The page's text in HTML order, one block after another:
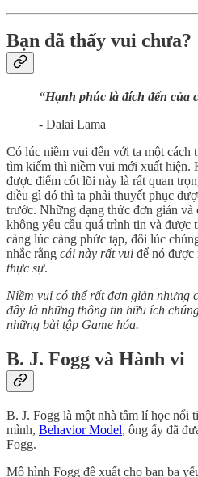
Bạn đã thấy vui chưa?
“Hạnh phúc là đích đến của
- Dalai Lama
Có lúc niềm vui đến với ta một cách
tìm kiếm thì niềm vui mới xuất hiện.
được điểm cốt lõi này là rất quan
điều gì đó thì ta phải thuyết phục
trước. Những dạng thức đơn giản và
không yêu cầu quá trình tin và được
càng lúc càng phức tạp, đôi lúc
nhắc rằng cái này rất vui để nó được
thực sự.
Niềm vui có thể rất đơn giản nhưng
đây là những thông tin hữu ích
những bài tập Game hóa.
B. J. Fogg và Hành vi
B. J. Fogg là một nhà tâm lí học nổi
mình, Behavior Model, ông ấy đã
Fogg.
Mô hình Fogg đề xuất cho bạn ba